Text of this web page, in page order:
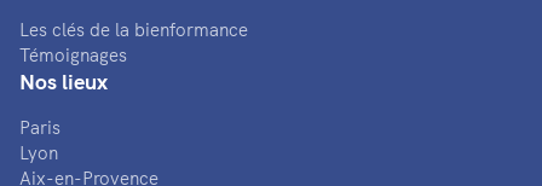
Les clés de la bienformance
Témoignages
Nos lieux
Paris
Lyon
Aix-en-Provence